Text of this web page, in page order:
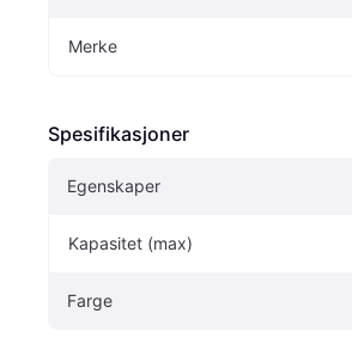
Merke
Spesifikasjoner
Egenskaper
Kapasitet (max)
Farge